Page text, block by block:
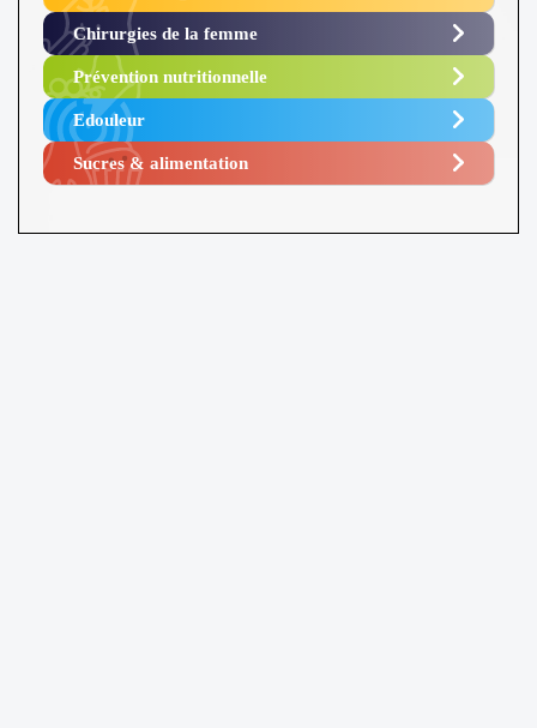
Chirurgies de la femme
Prévention nutritionnelle
Edouleur​
Sucres & alimentation​